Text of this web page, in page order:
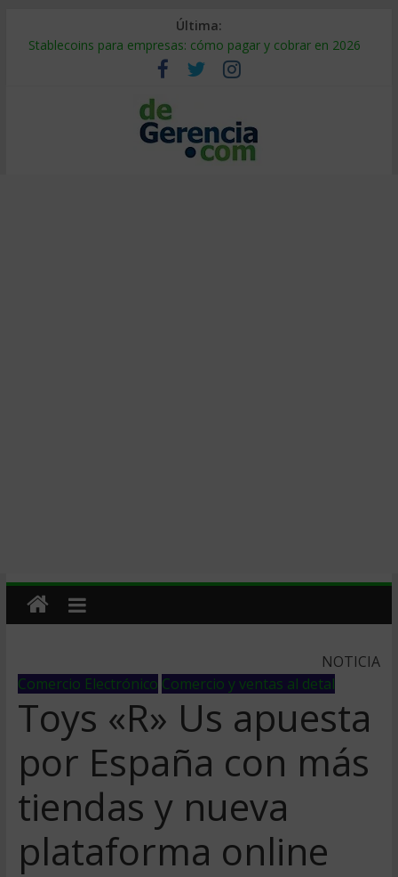
Última:
Stablecoins para empresas: cómo pagar y cobrar en 2026
Despido silencioso: qué es y por qué sale tan caro
IA en selección de personal: cómo auditarla a tiempo
Trabajo forzoso en la cadena de suministro: qué hacer
Mercado hispano de EE. UU.: cómo segmentarlo y venderle
NOTICIA
Comercio Electrónico Comercio y ventas al detal
Toys «R» Us apuesta
por España con más
tiendas y nueva
plataforma online